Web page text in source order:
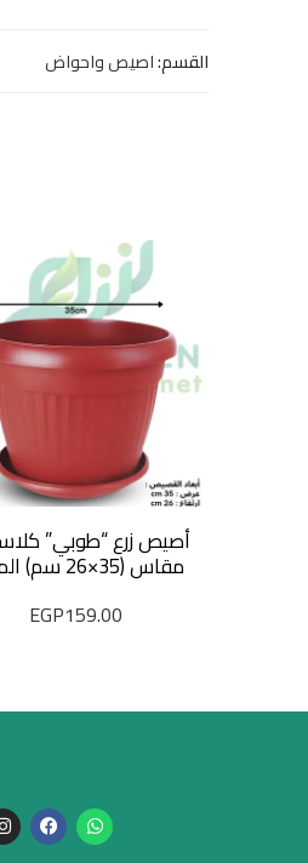
القسم:اصيص واحواض
أصيص زرع “طوبي”
مقاس (35×26 سم) المتميز
EGP159.00